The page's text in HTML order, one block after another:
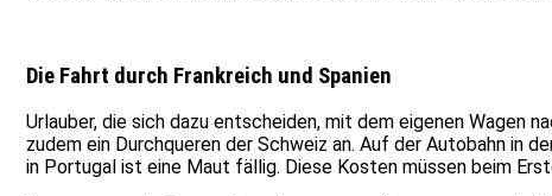
Die Fahrt durch Frankreich und Spanien
Urlauber, die sich dazu entscheiden, mit dem eigenen Wagen
zudem ein Durchqueren der Schweiz an. Auf der Autobahn in
in Portugal ist eine Maut fällig. Diese Kosten müssen beim